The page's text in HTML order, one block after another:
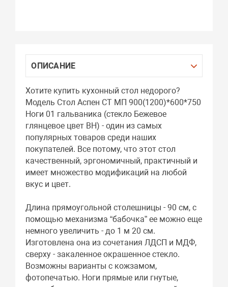
ОПИСАНИЕ
Хотите купить кухонный стол недорого?
Модель Стол Аспен СТ МП 900(1200)*600*750
Ноги 01 гальваника (стекло Бежевое
глянцевое цвет ВН) - один из самых
популярных товаров среди наших
покупателей. Все потому, что этот стол
качественный, эргономичный, практичный и
имеет множество модификаций на любой
вкус и цвет.
Длина прямоугольной столешницы - 90 см, с
помощью механизма “бабочка” ее можно еще
немного увеличить - до 1 м 20 см.
Изготовлена она из сочетания ЛДСП и МДФ,
сверху - закаленное окрашенное стекло.
Возможны варианты с кожзамом,
фотопечатью. Ноги прямые или гнутые,